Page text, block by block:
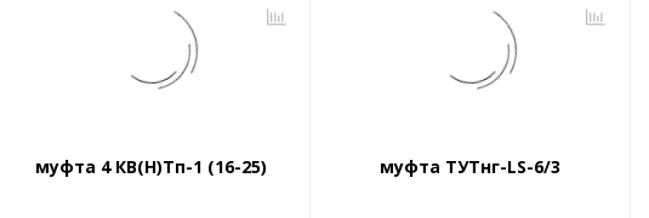
муфта 4 КВ(Н)Тп-1 (16-25) муфта ТУТнг-LS-6/3